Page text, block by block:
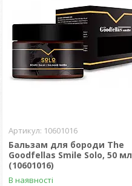
10601016
Бальзам для бороди The
Goodfellas Smile Solo, 50 мл
(10601016)
В наявності